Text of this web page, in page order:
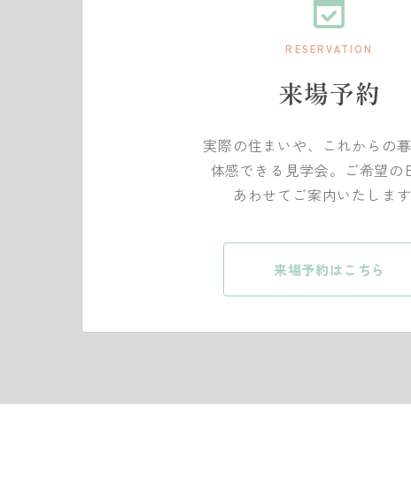
RESERVATION
来場予約
実際の住まいや、これからの
体感できる見学会。ご希望の
あわせてご案内いたします
来場予約はこちら